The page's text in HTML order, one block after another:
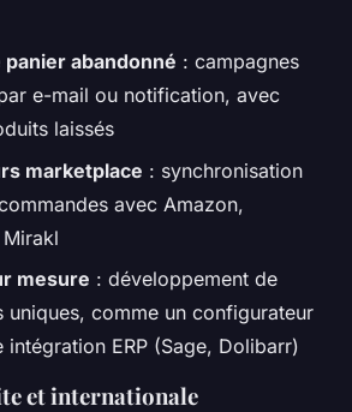
panier abandonné : campagnes
e-mail ou notification, avec
laissés
marketplace : synchronisation
avec Amazon,
mesure : développement de
uniques, comme un configurateur
intégration ERP (Sage, Dolibarr)
et internationale